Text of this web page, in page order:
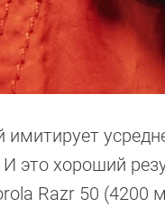
имитирует
И это хороший
Razr 50